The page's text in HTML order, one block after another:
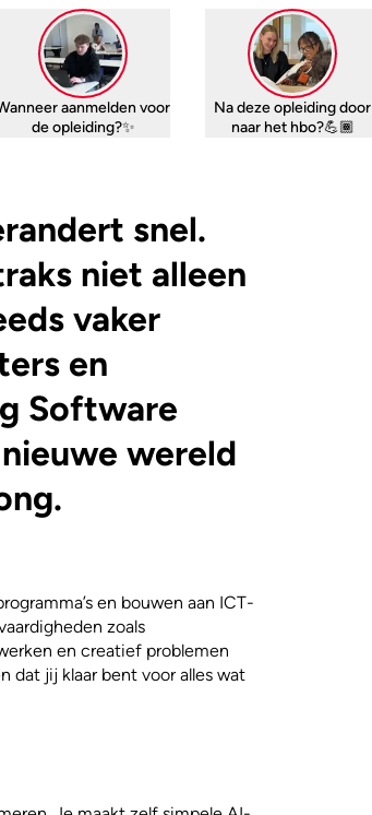
aanmelden voor
de opleiding?✨
Na deze opleiding door
naar het hbo?💪🏾
snel.
niet alleen
vaker
en
Software
wereld
en bouwen aan ICT-
zoals
en creatief problemen
dat jij klaar bent voor alles wat